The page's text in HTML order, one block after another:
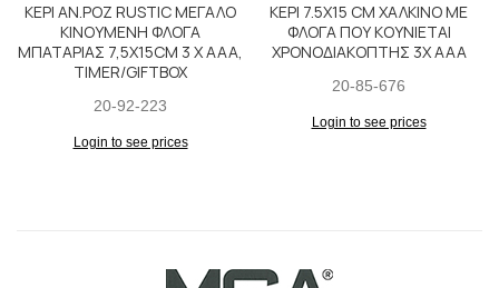
ΚΕΡΙ ΑΝ.ΡΟΖ RUSTIC ΜΕΓΑΛΟ
ΚΙΝΟΥΜΕΝΗ ΦΛΟΓΑ
ΜΠΑΤΑΡΙΑΣ 7,5X15CM 3 X AAA,
TIMER/GIFTBOX
20-92-223
Login to see prices
ΚΕΡΙ 7.5Χ15 CM ΧΑΛΚΙΝΟ ΜΕ
ΦΛΟΓΑ ΠΟΥ ΚΟΥΝΙΕΤΑΙ
ΧΡΟΝΟΔΙΑΚΟΠΤΗΣ 3Χ ΑΑΑ
20-85-676
Login to see prices